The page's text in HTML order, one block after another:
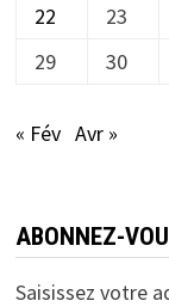
22
23
29
30
« Fév Avr »
ABONNEZ-
Saisissez votre